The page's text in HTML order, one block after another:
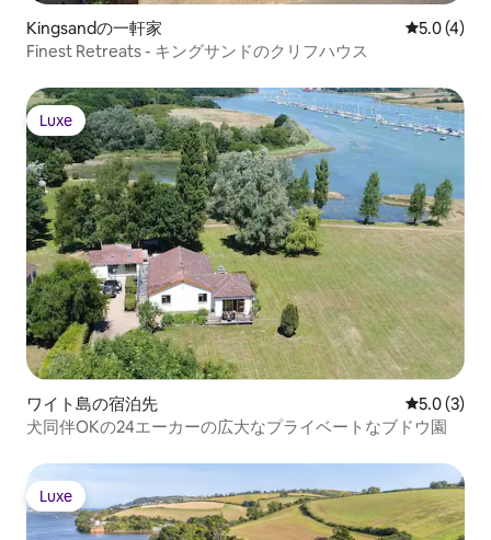
Kingsandの一軒家 レビュー4
5.0 (4)
Finest Retreats - キングサンドのクリフハウス
Luxe
Luxe
ワイト島の宿泊先 レビュー3
5.0 (3)
犬同伴OKの24エーカーの広大なプライベートなブドウ園
Luxe
Luxe